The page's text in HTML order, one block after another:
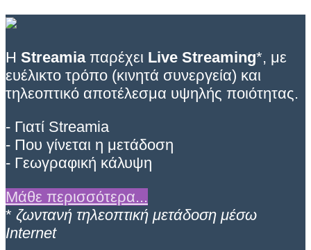
Η Streamiaπαρέχει Live Streaming*, με
ευέλικτο τρόπο (κινητά συνεργεία) και
τηλεοπτικό αποτέλεσμα υψηλής ποιότητας.
- Γιατί Streamia
- Που γίνεται η μετάδοση
- Γεωγραφική κάλυψη
Μάθε περισσότερα...
* ζωντανή τηλεοπτική μετάδοση μέσω
Internet